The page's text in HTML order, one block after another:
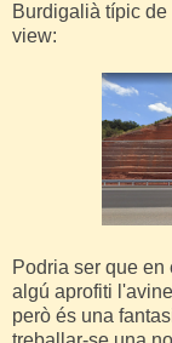
Burdigalià típic
view:
Podria ser que en
algú aprofiti
però és una